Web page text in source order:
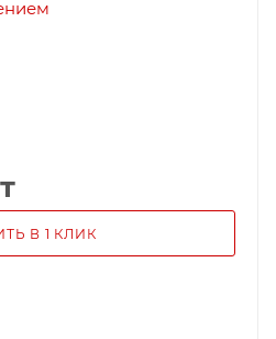
В 1 КЛИК